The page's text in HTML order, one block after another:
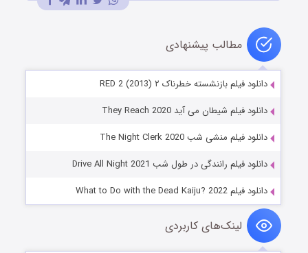
مطالب پیشنهادی
دانلود فیلم بازنشسته خطرناک ۲ RED 2 (2013)
دانلود فیلم شیطان می آید They Reach 2020
دانلود فیلم منشی شب The Night Clerk 2020
دانلود فیلم رانندگی در طول شب Drive All Night 2021
دانلود فیلم What to Do with the Dead Kaiju? 2022
لینک‌های کاربردی